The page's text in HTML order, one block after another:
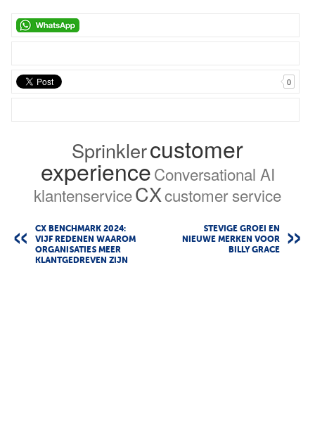
0
Sprinklercustomer
experienceConversational AI
klantenserviceCXcustomer service
CX BENCHMARK 2024:
VIJF REDENEN WAAROM
ORGANISATIES MEER
KLANTGEDREVEN ZIJN
STEVIGE GROEI EN
NIEUWE MERKEN VOOR
BILLY GRACE